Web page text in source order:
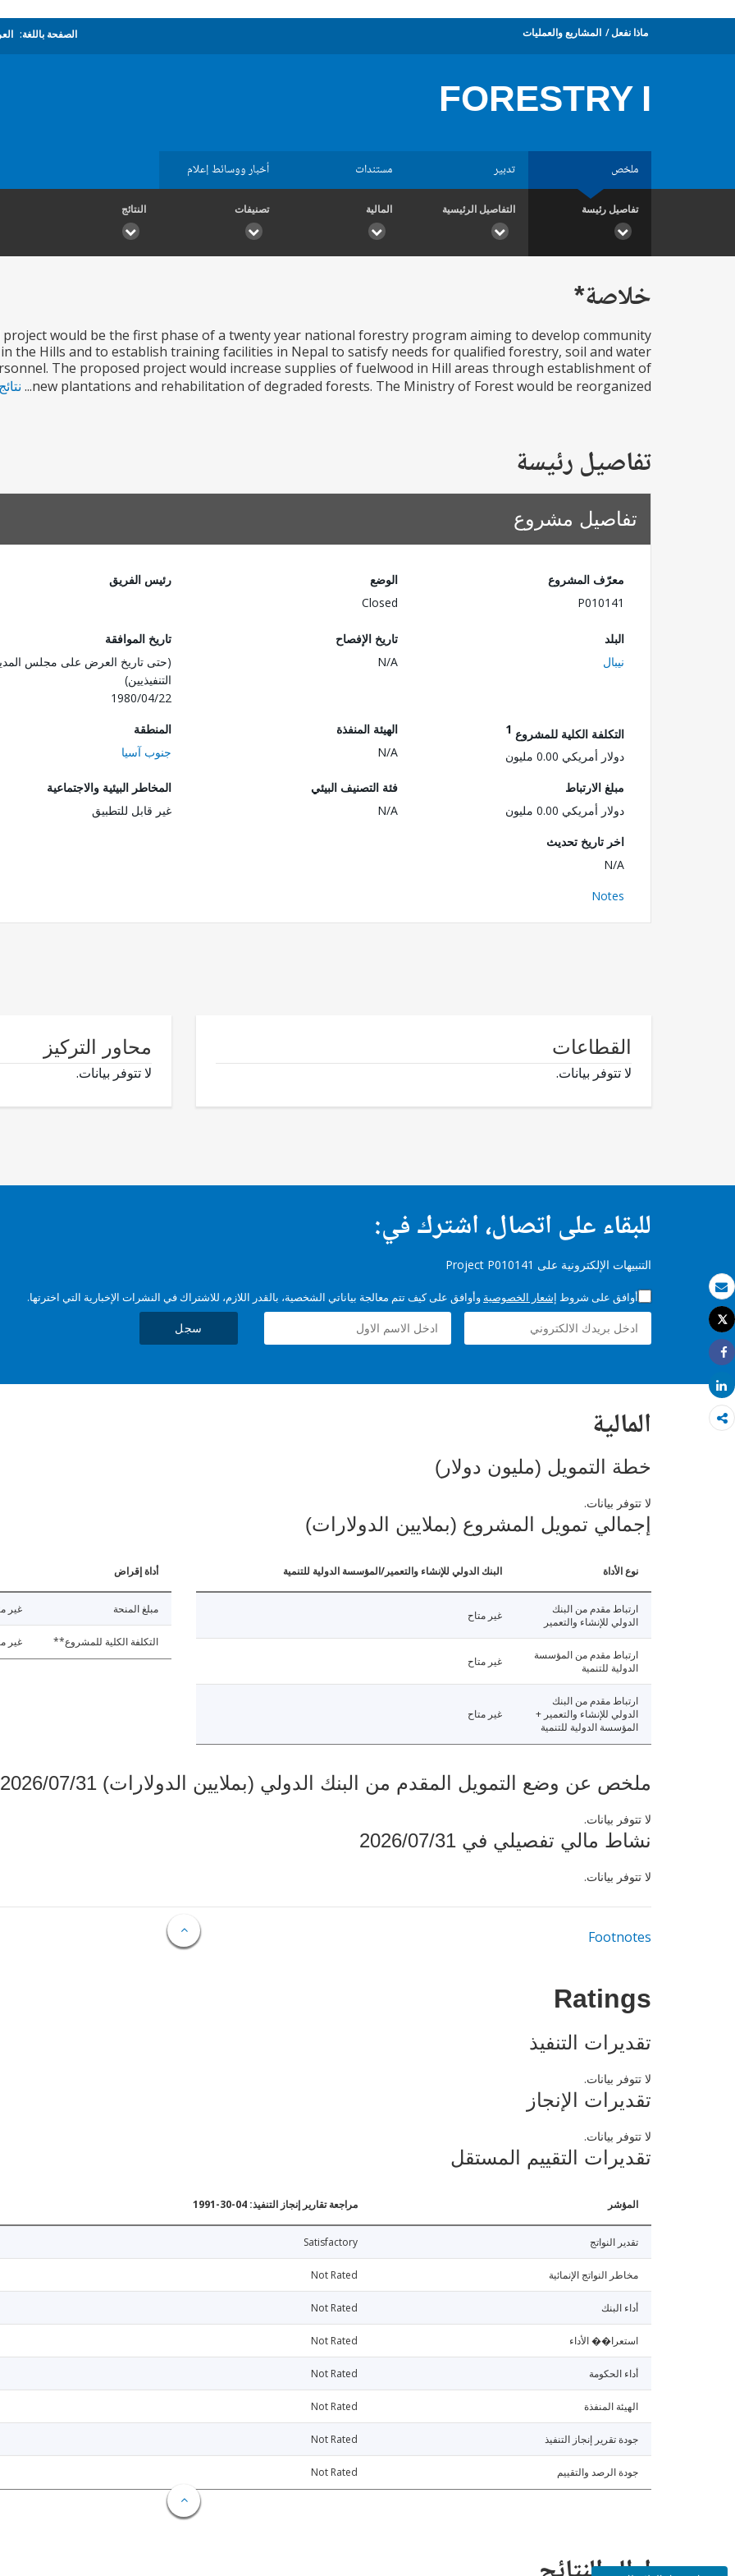
بريد الكتروني
طباعة
Tweet
Share
Share
ماذا نفعل المشاريع والعمليات الصفحة باللغة:
FORESTRY I
ملخص تدبير مستندات أخبار ووسائط إعلام
تفاصيل رئيسة التفاصيل الرئيسية المالية تصنيفات النتائج
خلاصة*
would be the first phase of a twenty year national forestry program aiming to develop community
the Hills and to establish training facilities in Nepal to satisfy needs for qualified forestry, soil and water
The proposed project would increase supplies of fuelwood in Hill areas through establishment of
new plantations and rehabilitation of degraded forests. The Ministry of Forest would be reorganized...
تفاصيل رئيسة
تفاصيل مشروع
معرّف المشروع
P010141
الوضع
Closed
رئيس الفريق
البلد
نيبال
تاريخ الإفصاح
N/A
تاريخ الموافقة
(حتى تاريخ العرض على مجلس
التنفيذيين)
1980/04/22
التكلفة الكلية للمشروع 1
دولار أمريكي 0.00 مليون
الهيئة المنفذة
N/A
المنطقة
جنوب آسيا
مبلغ الارتباط
دولار أمريكي 0.00 مليون
فئة التصنيف البيئي
N/A
المخاطر البيئية والاجتماعية
غير قابل للتطبيق
اخر تاريخ تحديث
N/A
Notes
القطاعات
لا تتوفر بيانات.
محاور التركيز
لا تتوفر بيانات.
للبقاء على اتصال، اشترك في:
التنبيهات الإلكترونية على Project P010141
أوافق على شروط إشعار الخصوصية وأوافق على كيف تتم معالجة بياناتي الشخصية، بالقدر اللازم، للاشتراك في النشرات الإخبارية التي اخترتها.
سجل
المالية
خطة التمويل (مليون دولار)
لا تتوفر بيانات.
إجمالي تمويل المشروع (بملايين الدولارات)
نوع الأداة البنك الدولي للإنشاء والتعمير/المؤسسة الدولية للتنمية
ارتباط مقدم من البنك
الدولي للإنشاء والتعمير
غير متاح
ارتباط مقدم من المؤسسة
الدولية للتنمية
غير متاح
ارتباط مقدم من البنك
الدولي للإنشاء والتعمير +
المؤسسة الدولية للتنمية
غير متاح
أداة إقراض
مبلغ المنحة غير
التكلفة الكلية للمشروع** غير
ملخص عن وضع التمويل المقدم من البنك الدولي (بملايين الدولارات) 2026/07/31
لا تتوفر بيانات.
نشاط مالي تفصيلي في 2026/07/31
لا تتوفر بيانات.
Footnotes
Ratings
تقديرات التنفيذ
لا تتوفر بيانات.
تقديرات الإنجاز
لا تتوفر بيانات.
تقديرات التقييم المستقل
المؤشر مراجعة تقارير إنجاز التنفيذ: 04-30-1991
تقدير النواتج Satisfactory
مخاطر النواتج الإنمائية Not Rated
أداء البنك Not Rated
استعرا�� الأداء Not Rated
أداء الحكومة Not Rated
الهيئة المنفذة Not Rated
جودة تقرير إنجاز التنفيذ Not Rated
جودة الرصد والتقييم Not Rated